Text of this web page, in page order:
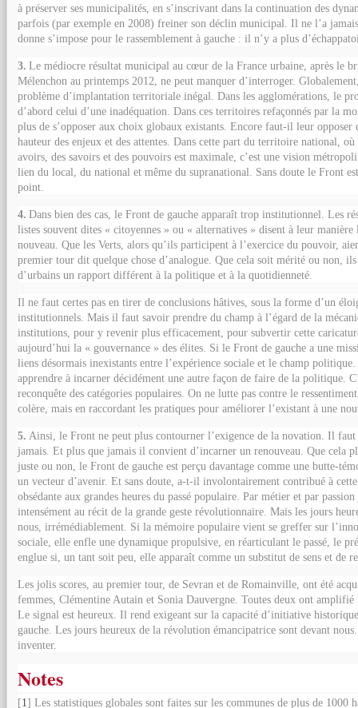
à préserver ses municipalités, en s’inscrivant dans la continuation des
parfois (par exemple en 2008) freiner son déclin municipal. Il ne l’a
donne s’impose pour le rassemblement à gauche : il n’y a plus
3. Le médiocre résultat municipal au cœur de la France urbaine, après le
Mélenchon au printemps 2012, ne peut manquer d’interroger.
problème d’implantation territoriale inégal. Dans les agglomérations, le
d’abord celui d’une inadéquation. Dans ces territoires refaçonnés par la
plus de s’opposer aux choix globaux existants. Encore faut-il leur opposer
hauteur des enjeux et des attentes. Dans cette part du territoire national,
avoirs, des savoirs et des pouvoirs est maximale, c’est une vision
lien du local, du national et même du supranational. Sans doute le Front
point.
4. Dans bien des cas, le Front de gauche apparaît trop institutionnel. Les
listes souvent dites « citoyennes » ou « alternatives » disent à leur manière
nouveau. Que les Verts, alors qu’ils participent à l’exercice du pouvoir,
premier tour dit quelque chose d’analogue. Que cela soit mérité ou non,
d’urbains un rapport différent à la politique et à la quotidienneté.
Il ne faut certes pas en tirer de conclusions hâtives, sous la forme d’un
institutionnels. Mais il faut savoir prendre du champ à l’égard de la
institutions, pour y revenir plus efficacement, pour subvertir cette
aujourd’hui la « gouvernance » des élites. Si le Front de gauche a une
liens désormais inexistants entre l’expérience sociale et le champ
apprendre à incarner décidément une autre façon de faire de la politique.
reconquête des catégories populaires. On ne lutte pas contre le
colère, mais en raccordant les pratiques pour améliorer l’existant à une
5. Ainsi, le Front ne peut plus contourner l’exigence de la novation. Il faut
jamais. Et plus que jamais il convient d’incarner un renouveau. Que cela
juste ou non, le Front de gauche est perçu davantage comme une butte-
un vecteur d’avenir. Et sans doute, a-t-il involontairement contribué à
obsédante aux grandes heures du passé populaire. Par métier et par
intensément au récit de la grande geste révolutionnaire. Mais les jours
nous, irrémédiablement. Si la mémoire populaire vient se greffer sur
sociale, elle enfle une dynamique propulsive, en réarticulant le passé, le
englue si, un tant soit peu, elle apparaît comme un substitut de sens et de
Les jolis scores, au premier tour, de Sevran et de Romainville, ont été
femmes, Clémentine Autain et Sonia Dauvergne. Toutes deux ont amplifié
Le signal est heureux. Il rend exigeant sur la capacité d’initiative
gauche. Les jours heureux de la révolution émancipatrice sont devant
inventer.
Notes
[1] Les statistiques globales sont faites sur les communes de plus de 1000